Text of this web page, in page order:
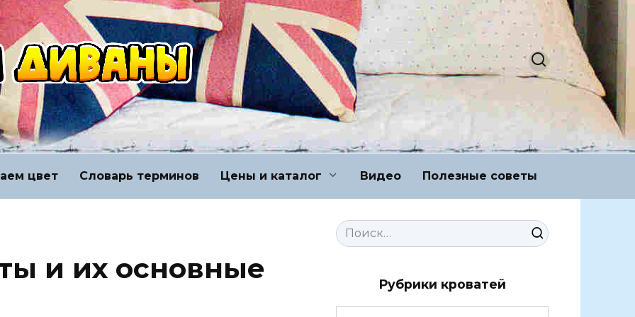
цвет Словарь терминов Цены и каталог Видео Полезные советы
и их основные
Search
for:
Рубрики кроватей